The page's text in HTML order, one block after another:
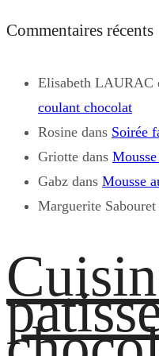
Commentaires récents
Elisabeth LAURAC
coulant chocolat
Rosine dans Soirée
Griotte dans
Gabz dans Mousse
Marguerite Sabouret